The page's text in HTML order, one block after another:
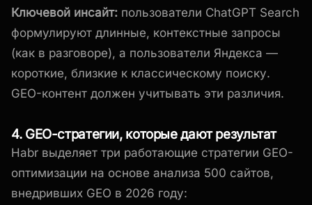
Ключевой инсайт: пользователи ChatGPT Search
формулируют длинные, контекстные запросы
(как в разговоре), а пользователи Яндекса —
короткие, близкие к классическому поиску.
GEO-контент должен учитывать эти различия.
4. GEO-стратегии, которые дают результат
Habr выделяет три работающие стратегии GEO-
оптимизации на основе анализа 500 сайтов,
внедривших GEO в 2026 году: